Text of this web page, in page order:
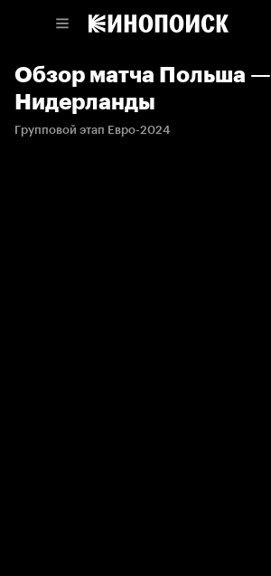
Обзор матча Польша —
Нидерланды
Групповой этап Евро-2024